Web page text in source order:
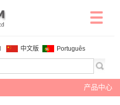
中文版 Português
产品中心